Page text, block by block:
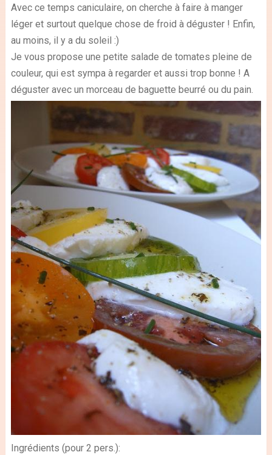
Avec ce temps caniculaire, on cherche à faire à manger
léger et surtout quelque chose de froid à déguster ! Enfin,
au moins, il y a du soleil :)
Je vous propose une petite salade de tomates pleine de
couleur, qui est sympa à regarder et aussi trop bonne ! A
déguster avec un morceau de baguette beurré ou du pain.
Ingrédients (pour 2 pers.):